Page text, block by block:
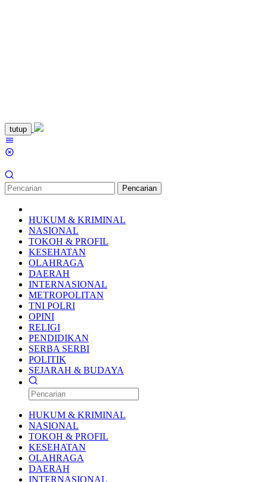
Loncat
ke
konten
tutup
Pencarian
HUKUM & KRIMINAL
NASIONAL
TOKOH & PROFIL
KESEHATAN
OLAHRAGA
DAERAH
INTERNASIONAL
METROPOLITAN
TNI POLRI
OPINI
RELIGI
PENDIDIKAN
SERBA SERBI
POLITIK
SEJARAH & BUDAYA
HUKUM & KRIMINAL
NASIONAL
TOKOH & PROFIL
KESEHATAN
OLAHRAGA
DAERAH
INTERNASIONAL